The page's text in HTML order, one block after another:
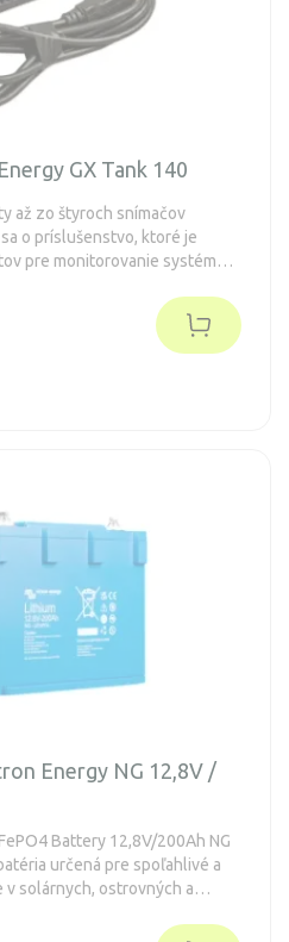
GX Tank 140
až zo štyroch snímačov
o príslušenstvo, ktoré je
pre monitorovanie systému
Energy NG 12,8V /
Battery 12,8V/200Ah NG
určená pre spoľahlivé a
solárnych, ostrovných a
V, dlhú životnosť s až